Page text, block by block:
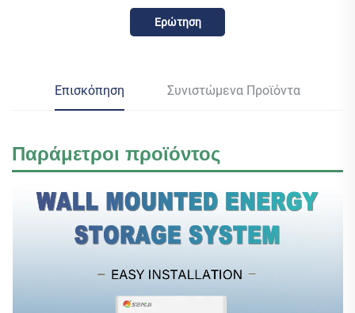
Ερώτηση
Επισκόπηση Συνιστώμενα Προϊόντα
Παράμετροι προϊόντος